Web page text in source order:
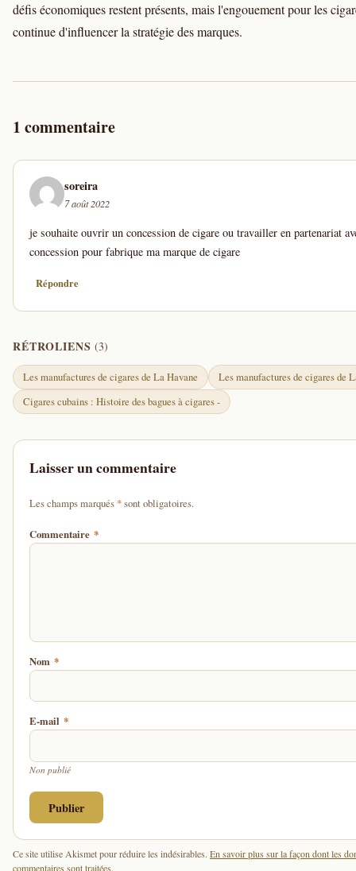
défis économiques restent présents, mais l'engouement pour les
continue d'influencer la stratégie des marques.
1 commentaire
soreira
7 août 2022
je souhaite ouvrir un concession de cigare ou travailler en partenariat
concession pour fabrique ma marque de cigare
Répondre
RÉTROLIENS(3)
Les manufactures de cigares de La Havane
Les manufactures de cigares de
Cigares cubains : Histoire des bagues à cigares -
Laisser un commentaire
Les champs marqués *d'un astérisque
sont obligatoires.
Commentaire *
Nom *
E-mail *
Non publié
Ce site utilise Akismet pour réduire les indésirables. En savoir plus sur la façon dont les
commentaires sont traitées.